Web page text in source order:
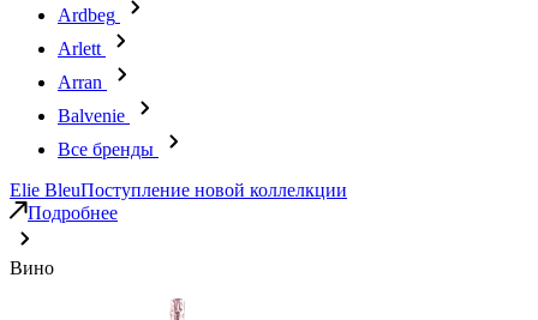
Ardbeg
Arlett
Arran
Balvenie
Все бренды
Elie BleuПоступление новой коллелкции
Подробнее
Вино